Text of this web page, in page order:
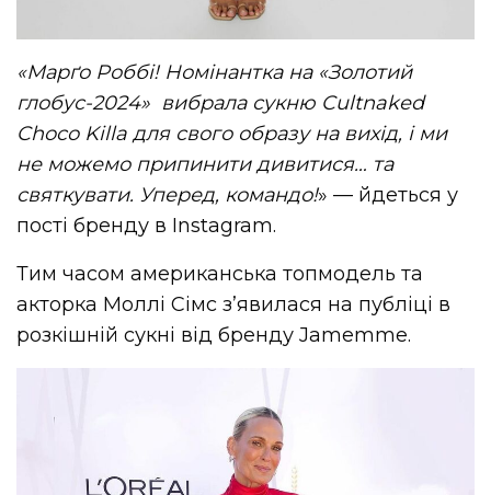
«Марґо Роббі! Номінантка на «Золотий
глобус-2024» вибрала сукню Cultnaked
Choco Killa для свого образу на вихід, і ми
не можемо припинити дивитися… та
святкувати. Уперед, командо!» — йдеться у
пості бренду в Instagram.
Тим часом американська топмодель та
акторка Моллі Сімс з’явилася на публіці в
розкішній сукні від бренду Jamemme.